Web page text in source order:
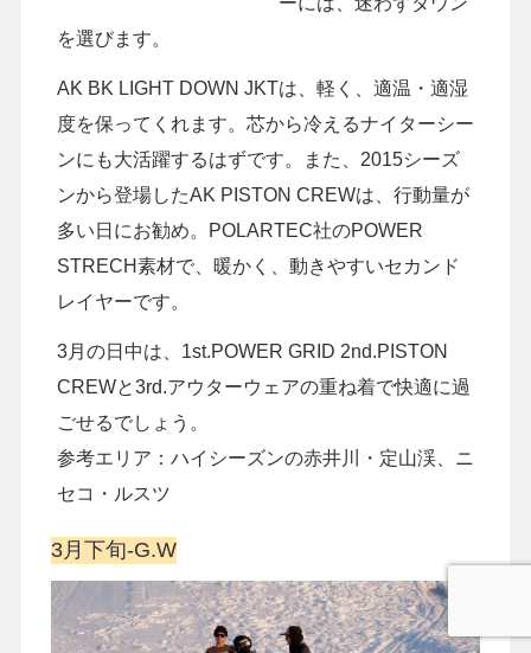
を選びます。
AK BK LIGHT DOWN JKTは、軽く、適温・適湿
度を保ってくれます。芯から冷えるナイターシー
ンにも大活躍するはずです。また、2015シーズ
ンから登場したAK PISTON CREWは、行動量が
多い日にお勧め。POLARTEC社のPOWER
STRECH素材で、暖かく、動きやすいセカンド
レイヤーです。
3月の日中は、1st.POWER GRID 2nd.PISTON
CREWと3rd.アウターウェアの重ね着で快適に過
ごせるでしょう。
参考エリア：ハイシーズンの赤井川・定山渓、ニ
セコ・ルスツ
3月下旬-G.W